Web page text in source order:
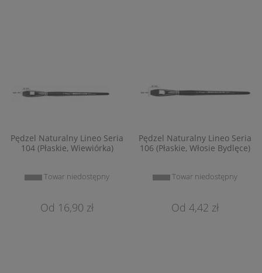
Pędzel Naturalny Lineo Seria
104 (Płaskie, Wiewiórka)
Towar niedostępny
16,90 zł
Pędzel Naturalny Lineo Seria
106 (Płaskie, Włosie Bydlęce)
Towar niedostępny
4,42 zł